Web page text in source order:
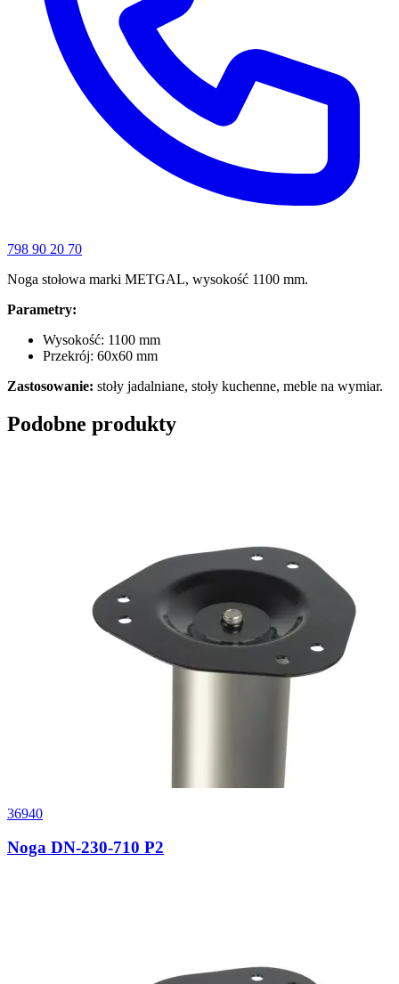
798 90 20 70
Noga stołowa marki METGAL, wysokość 1100 mm.
Parametry:
Wysokość: 1100 mm
Przekrój: 60x60 mm
Zastosowanie: stoły jadalniane, stoły kuchenne, meble na wymiar.
Podobne produkty
36940
Noga DN-230-710 P2